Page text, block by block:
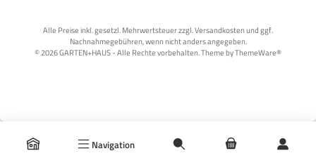
Navigation
Alle Preise inkl. gesetzl. Mehrwertsteuer zzgl. Versandkosten und ggf.
Nachnahmegebühren, wenn nicht anders angegeben.
© 2026 GARTEN+HAUS - Alle Rechte vorbehalten. Theme byThemeWare®